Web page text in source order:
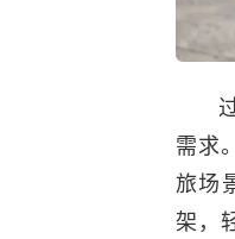
需求
旅场
架，